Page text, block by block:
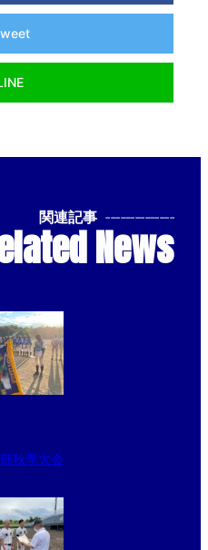
関連記事 --------------
News
秋季大会